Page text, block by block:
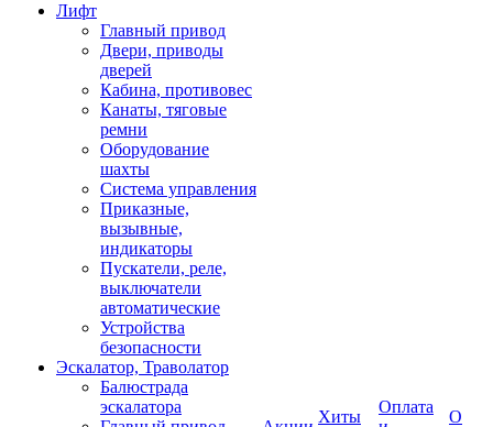
Лифт
Главный привод
Двери, приводы
дверей
Кабина, противовес
Канаты, тяговые
ремни
Оборудование
шахты
Система управления
Приказные,
вызывные,
индикаторы
Пускатели, реле,
выключатели
автоматические
Устройства
безопасности
Эскалатор, Траволатор
Балюстрада
эскалатора
Хиты
Оплата
О